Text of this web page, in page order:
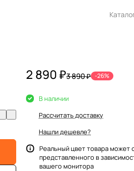
2 890 ₽3 890 ₽ -26%
В наличии
Рассчитать доставку
Нашли дешевле?
Реальный цвет товара может
представленного в
вашего монитора